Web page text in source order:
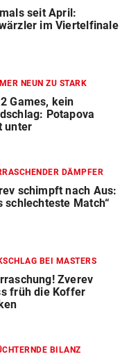
seit April:
im Viertelfinale
NEUN ZU STARK
Games, kein
Potapova
unter
DÄMPFER
schimpft nach Aus:
schlechteste Match“
BEI MASTERS
Zverev
früh die Koffer
BILANZ